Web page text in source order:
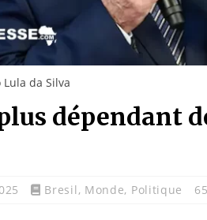
da Silva
dépendant
Bresil, Monde, Politique